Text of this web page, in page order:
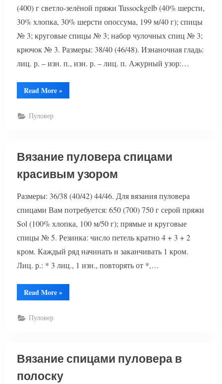
(400) г светло-зелёной пряжи Tussockgelb (40% шерсти,
30% хлопка, 30% шерсти опоссума, 199 м/40 г); спицы
№ 3; круговые спицы № 3; набор чулочных спиц № 3;
крючок № 3. Размеры: 38/40 (46/48). Изнаночная гладь:
лиц. р. – изн. п., изн. р. – лиц. п. Ажурный узор:…
Read More“Вязание
джемпера
»
Пуловер
Вязание пуловера спицами
красивым узором
Размеры: 36/38 (40/42) 44/46. Для вязания пуловера
спицами Вам потребуется: 650 (700) 750 г серой пряжи
Sol (100% хлопка, 100 м/50 г); прямые и круговые
спицы № 5. Резинка: число петель кратно 4 + 3 + 2
кром. Каждый ряд начинать и заканчивать 1 кром.
Лиц. р.: * 3 лиц., 1 изн., повторять от *,…
Read More“Вязание
пуловера
»
Пуловер
Вязание спицами пуловера в
полоску